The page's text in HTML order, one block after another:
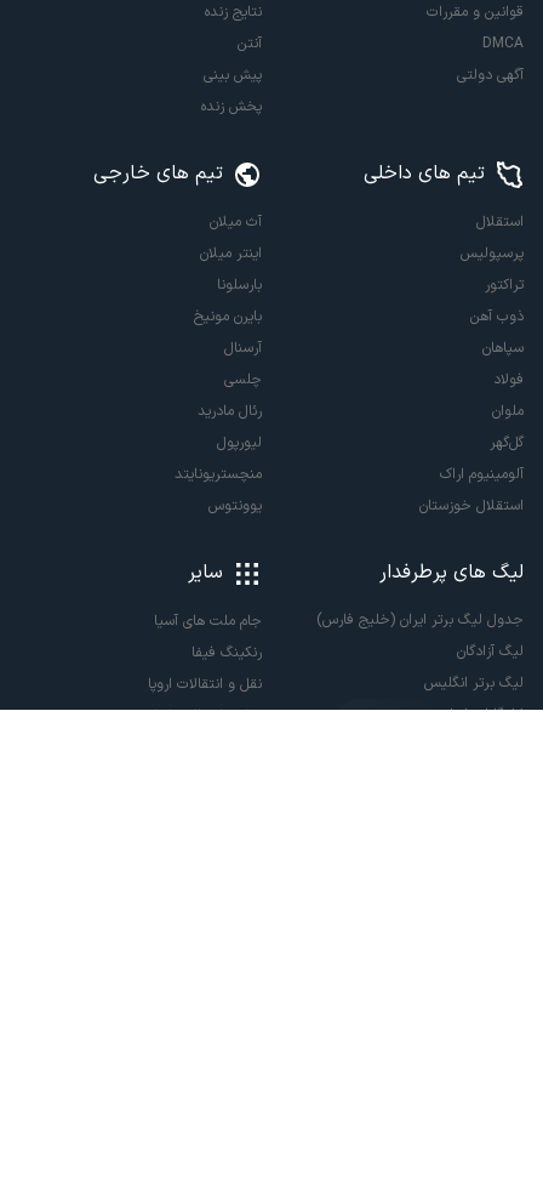
قوانین و مقررات
DMCA
آگهی دولتی
نتایج زنده
آنتن
پیش بینی
پخش زنده
تیم های داخلی
استقلال
پرسپولیس
تراکتور
ذوب آهن
سپاهان
فولاد
ملوان
گل‌گهر
آلومینیوم اراک
استقلال خوزستان
تیم های خارجی
آث میلان
اینتر میلان
بارسلونا
بایرن مونیخ
آرسنال
چلسی
رئال مادرید
لیورپول
منچستریونایتد
یوونتوس
لیگ های پرطرفدار
جدول لیگ برتر ایران (خلیج فارس)
لیگ آزادگان
لیگ برتر انگلیس
لالیگا اسپانیا
سایر
جام ملت های آسیا
رنکینگ فیفا
نقل و انتقالات اروپا
نقل و انتقالات ایران